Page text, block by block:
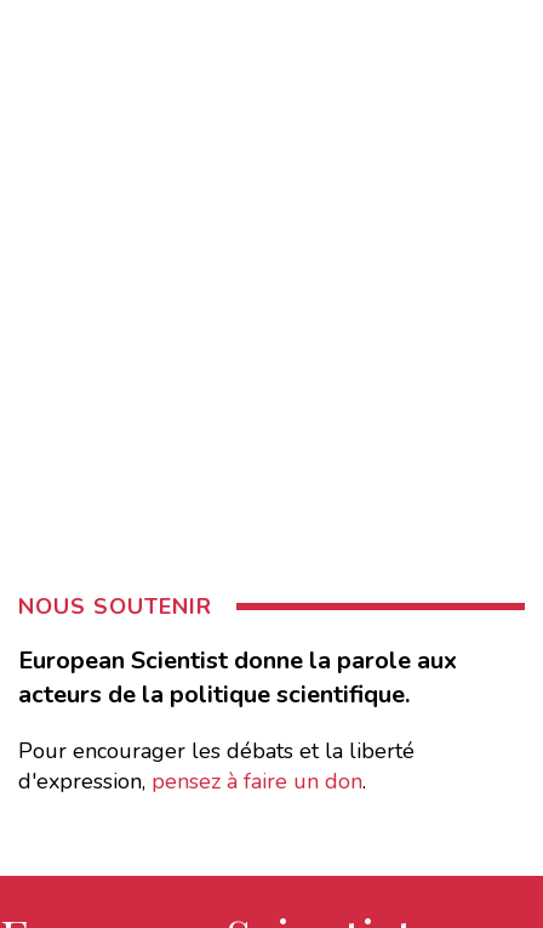
NOUS SOUTENIR
European Scientist donne la parole aux
acteurs de la politique scientifique.
Pour encourager les débats et la liberté
d'expression, pensez à faire un don.